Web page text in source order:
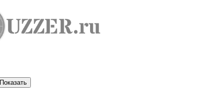
Показать